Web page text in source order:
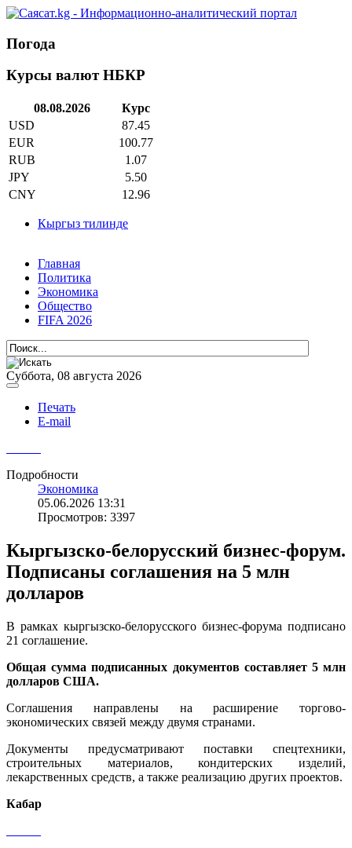
Погода
Курсы валют НБКР
08.08.2026
Курс
USD
87.45
EUR
100.77
RUB
1.07
JPY
5.50
CNY
12.96
Кыргыз тилинде
Главная
Политика
Экономика
Общество
FIFA 2026
Суббота, 08 августа 2026
Печать
E-mail
Подробности
Экономика
05.06.2026 13:31
Просмотров: 3397
Кыргызско-белорусский бизнес-форум.
Подписаны соглашения на 5 млн
долларов
В рамках кыргызско-белорусского бизнес-форума подписано
21 соглашение.
Общая сумма подписанных документов составляет 5 млн
долларов США.
Соглашения направлены на расширение торгово-
экономических связей между двумя странами.
Документы предусматривают поставки спецтехники,
строительных материалов, кондитерских изделий,
лекарственных средств, а также реализацию других проектов.
Кабар